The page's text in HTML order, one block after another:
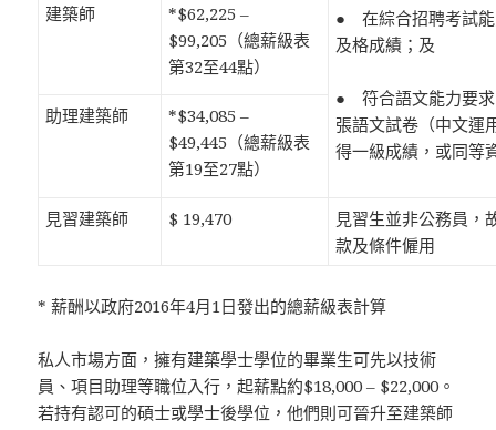
● 在綜合招聘考試
及格成績；及
● 符合語文能力要
張語文試卷（中文運
得一級成績，或同等
建築師
*$62,225 –
$99,205（總薪級表
第32至44點）
助理建築師
*$34,085 –
$49,445（總薪級表
第19至27點）
見習建築師 $ 19,470
見習生並非公務員，
款及條件僱用
* 薪酬以政府2016年4月1日發出的總薪級表計算
私人市場方面，擁有建築學士學位的畢業生可先以技術
員、項目助理等職位入行，起薪點約$18,000 – $22,000。
若持有認可的碩士或學士後學位，他們則可晉升至建築師